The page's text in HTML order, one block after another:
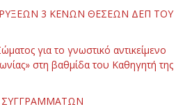
3 ΚΕΝΩΝ ΘΕΣΕΩΝ ΔΕΠ ΤΟΥ
για το γνωστικό αντικείμενο
στη βαθμίδα του Καθηγητή της
ΣΥΓΓΡΑΜΜΑΤΩΝ